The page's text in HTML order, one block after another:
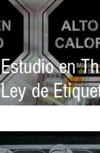
Estudio en
Ley de